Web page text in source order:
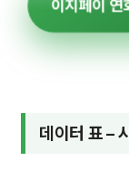
이지페이 연
데이터 표 –